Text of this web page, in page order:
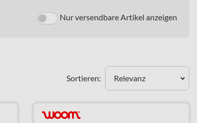
Nur versendbare Artikel anzeigen
Sortieren: Relevanz